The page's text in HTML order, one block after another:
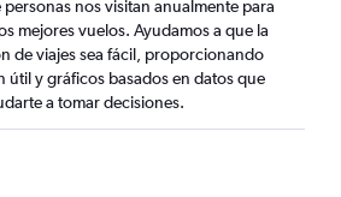
nos visitan anualmente para
mejores vuelos. Ayudamos a que la
de viajes sea fácil, proporcionando
útil y gráficos basados en datos que
a tomar decisiones.